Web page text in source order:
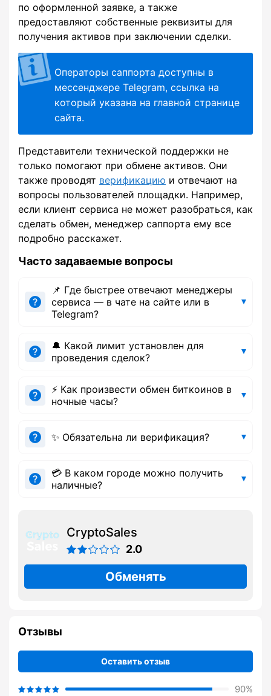
по оформленной заявке, а также
предоставляют собственные реквизиты для
получения активов при заключении сделки.
Операторы саппорта доступны в
мессенджере Telegram, ссылка на
который указана на главной странице
сайта.
Представители технической поддержки не
только помогают при обмене активов. Они
также проводят верификацию и отвечают на
вопросы пользователей площадки. Например,
если клиент сервиса не может разобраться, как
сделать обмен, менеджер саппорта ему все
подробно расскажет.
Часто задаваемые вопросы
📌 Где быстрее отвечают менеджеры
сервиса — в чате на сайте или в
Telegram?
🔔 Какой лимит установлен для
проведения сделок?
⚡ Как произвести обмен биткоинов в
ночные часы?
✨ Обязательна ли верификация?
💳 В каком городе можно получить
наличные?
CryptoSales
2.0
Обменять
Отзывы
Оставить отзыв
90%